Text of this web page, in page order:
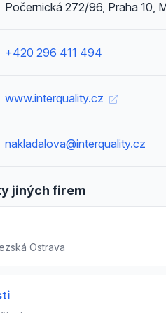
Počernická 272/96, Praha 10,
+420 296 411 494
www.interquality.cz
nakladalova@interquality.cz
jiných firem
Ostrava